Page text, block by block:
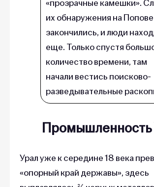
их обнаружения на
закончились, и люди
еще. Только спустя
количество времени, там
начали вестись поисково-
разведывательные
«опорный край державы», здесь
выплавлялось ⅔ черных металлов